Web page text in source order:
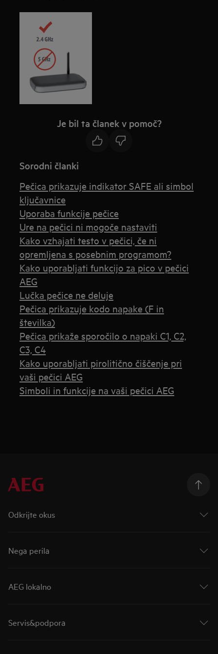
Je bil ta članek v pomoč?
Sorodni članki
Pečica prikazuje indikator SAFE ali simbol
ključavnice
Uporaba funkcije pečice
Ure na pečici ni mogoče nastaviti
Kako vzhajati testo v pečici, če ni
opremljena s posebnim programom?
Kako uporabljati funkcijo za pico v pečici
AEG
Lučka pečice ne deluje
Pečica prikazuje kodo napake (F in
številka)
Pečica prikaže sporočilo o napaki C1, C2,
C3, C4
Kako uporabljati pirolitično čiščenje pri
vaši pečici AEG
Simboli in funkcije na vaši pečici AEG
Odkrijte okus
Nega perila
AEG lokalno
Servis&podpora